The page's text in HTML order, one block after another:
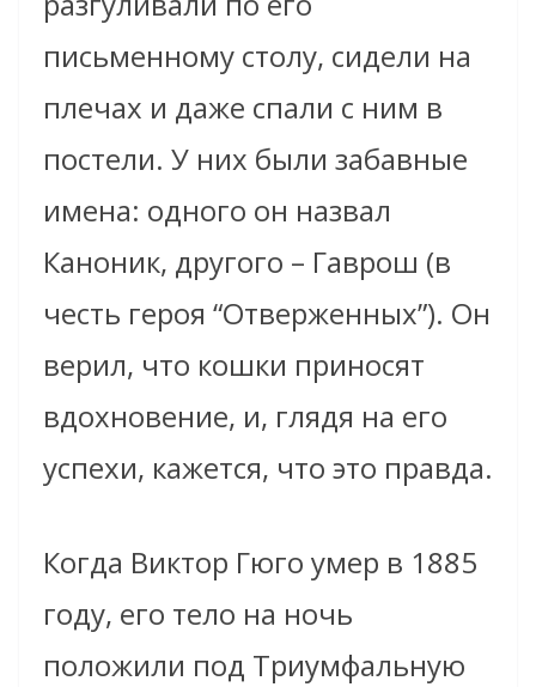
письменному столу, сидели на
плечах и даже спали с ним в
постели. У них были забавные
имена: одного он назвал
Каноник, другого – Гаврош (в
честь героя “Отверженных”). Он
верил, что кошки приносят
вдохновение, и, глядя на его
успехи, кажется, что это правда.
Когда Виктор Гюго умер в 1885
году, его тело на ночь
положили под Триумфальную